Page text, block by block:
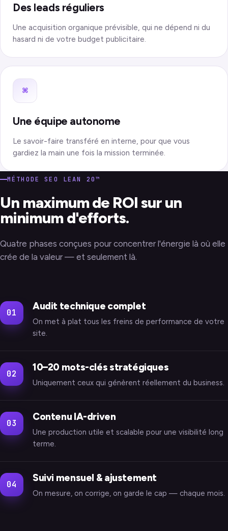
Des leads réguliers
Une acquisition organique prévisible, qui ne dépend ni du
hasard ni de votre budget publicitaire.
⌘
Une équipe autonome
Le savoir-faire transféré en interne, pour que vous
gardiez la main une fois la mission terminée.
MÉTHODE SEO LEAN 20™
Un maximum de ROI sur un
minimum d'efforts.
Quatre phases conçues pour concentrer l'énergie là où elle
crée de la valeur — et seulement là.
01
Audit technique complet
On met à plat tous les freins de performance de votre
site.
02
10–20 mots-clés stratégiques
Uniquement ceux qui génèrent réellement du business.
03
Contenu IA-driven
Une production utile et scalable pour une visibilité long
terme.
04
Suivi mensuel & ajustement
On mesure, on corrige, on garde le cap — chaque mois.